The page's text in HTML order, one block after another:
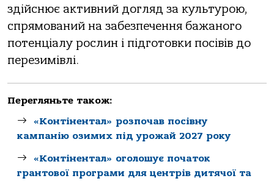
здійснює активний догляд за культурою,
спрямований на забезпечення бажаного
потенціалу рослин і підготовки посівів до
перезимівлі.
Перегляньте також:
«Контінентал» розпочав посівну
кампанію озимих під урожай 2027 року
«Контінентал» оголошує початок
грантової програми для центрів дитячої та